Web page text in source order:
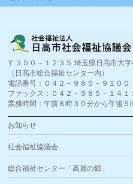
〒３５０－１２３５ 埼玉県日高市大
（日高市総合福祉センター内）
電話番号：０４２－９８５－９１００
ファックス：０４２－９８５－１４１
業務時間：午前８時３０分から午後５
お知らせ
社会福祉協議会
総合福祉センター「高麗の郷」